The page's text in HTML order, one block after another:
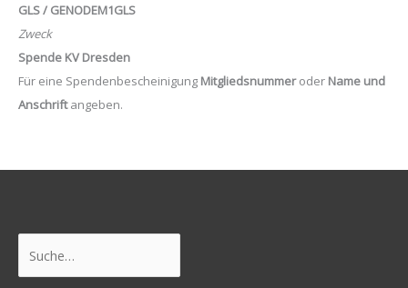
GLS / GENODEM1GLS
Zweck
Spende KV Dresden
Für eine Spendenbescheinigung Mitgliedsnummeroder Name und
Anschriftangeben.